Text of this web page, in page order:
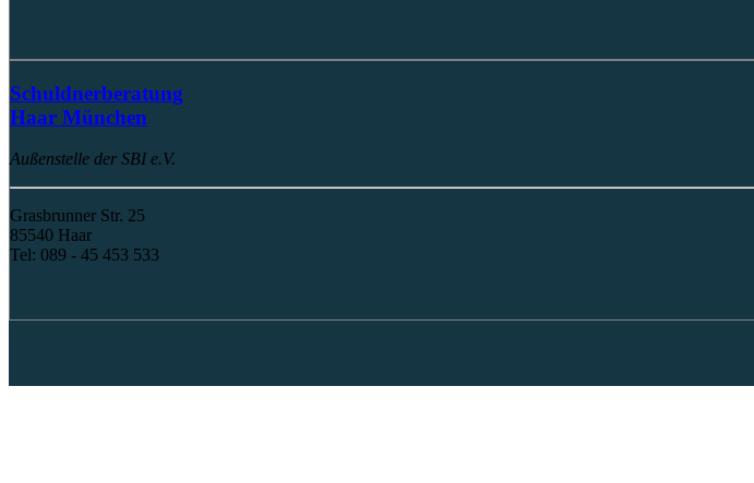
Schuldnerberatung
Haar München
Außenstelle der SBI e.V.
Grasbrunner Str. 25
85540 Haar
Tel: 089 - 45 453 533